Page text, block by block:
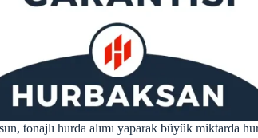
tonajlı hurda alımı yaparak büyük miktarda